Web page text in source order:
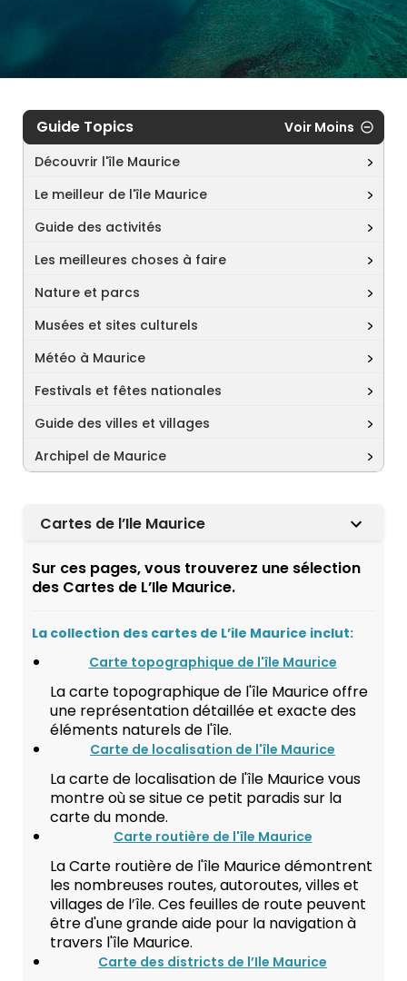
Guide Topics
Voir Moins
Découvrir l'île Maurice
Le meilleur de l'île Maurice
Guide des activités
Les meilleures choses à faire
Nature et parcs
Musées et sites culturels
Météo à Maurice
Festivals et fêtes nationales
Guide des villes et villages
Archipel de Maurice
Cartes de l’Ile Maurice
Sur ces pages, vous trouverez une sélection
des Cartes de L’Ile Maurice.
La collection des cartes de L’ile Maurice inclut:
Carte topographique de l'île Maurice
La carte topographique de l'île Maurice offre
une représentation détaillée et exacte des
éléments naturels de l'île.
Carte de localisation de l'île Maurice
La carte de localisation de l'île Maurice vous
montre où se situe ce petit paradis sur la
carte du monde.
Carte routière de l'île Maurice
La Carte routière de l'île Maurice démontrent
les nombreuses routes, autoroutes, villes et
villages de l’île. Ces feuilles de route peuvent
être d'une grande aide pour la navigation à
travers l'île Maurice.
Carte des districts de l’Ile Maurice